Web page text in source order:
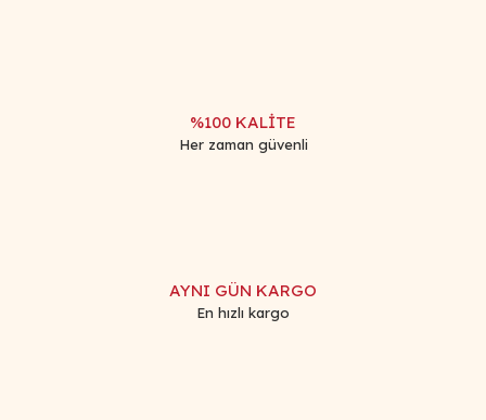
%100 KALİTE
Her zaman güvenli
AYNI GÜN KARGO
En hızlı kargo